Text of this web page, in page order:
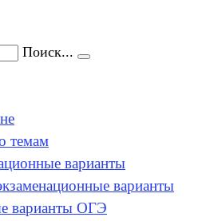
Поиск...
темам
варианты
варианты
варианты ОГЭ